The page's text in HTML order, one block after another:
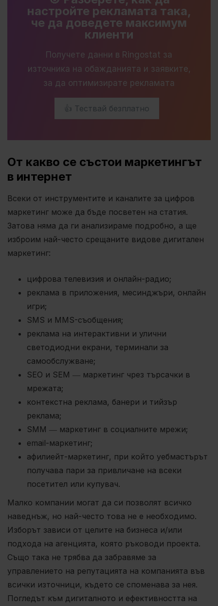
настройте рекламата така,
че да доведете максимум
клиенти
Получете данни в Ringostat за
източника на обажданията и заявките,
за да оптимизирате рекламата
👍 Тествай безплатно
От какво се състои маркетингът
в интернет
Всеки от инструментите и каналите за цифров
маркетинг може да бъде посветен на статия.
Затова няма да ги анализираме подробно, а ще
изброим най-често срещаните видове дигитален
маркетинг:
цифрова телевизия и онлайн-радио;
реклама в приложения, месинджъри, онлайн
игри;
SMS и MMS-съобщения;
реклама на интерактивни и улични
светодиодни екрани, терминали за
самообслужване;
SEO и SEM ― маркетинг чрез търсачки в
мрежата;
контекстна реклама, банери и тийзър
реклама;
SMM ― маркетинг в социалните мрежи;
email-маркетинг;
афилиейт-маркетинг, при който уебмастърът
получава пари за привличане на всеки
посетител или купувач.
Малко компании могат да си позволят всичко
наведнъж, но най-често това не е необходимо.
Изборът зависи от целите на бизнеса и/или
подхода на агенцията, която ръководи проекта.
Също така не трябва да забравяме за
управлението на репутацията на компанията във
всички източници, където се споменава за нея.
Погледът към дигиталното и ефективността на